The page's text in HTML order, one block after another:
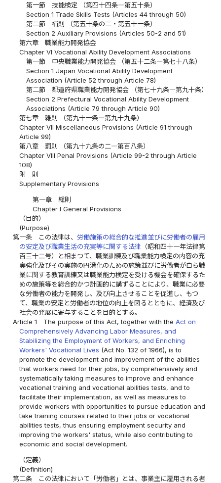
第一節 技能検定 （第四十四条―第五十条）
Section 1 Trade Skills Tests (Articles 44 through 50)
第二節 補則 （第五十条の二・第五十一条）
Section 2 Auxiliary Provisions (Articles 50-2 and 51)
第六章 職業能力開発協会
Chapter VI Vocational Ability Development Associations
第一節 中央職業能力開発協会 （第五十二条―第七十八条）
Section 1 Japan Vocational Ability Development
Association (Article 52 through Article 78)
第二節 都道府県職業能力開発協会 （第七十九条―第九十条）
Section 2 Prefectural Vocational Ability Development
Associations (Article 79 through Article 90)
第七章 雑則 （第九十一条―第九十九条）
Chapter VII Miscellaneous Provisions (Article 91 through
Article 99)
第八章 罰則 （第九十九条の二―第百八条）
Chapter VIII Penal Provisions (Article 99-2 through Article
108)
附 則
Supplementary Provisions
第一章 総則
Chapter I General Provisions
（目的）
(Purpose)
第一条
この法律は、 労働施策の総合的な推進並びに労働者の雇用
の安定及び職業生活の充実等に関する法律 （昭和四十一年法律第
百三十二号）と相まつて、職業訓練及び職業能力検定の内容の充
実強化及びその実施の円滑化のための施策並びに労働者が自ら職
業に関する教育訓練又は職業能力検定を受ける機会を確保するた
めの施策等を総合的かつ計画的に講ずることにより、職業に必要
な労働者の能力を開発し、及び向上させることを促進し、もつ
て、職業の安定と労働者の地位の向上を図るとともに、経済及び
社会の発展に寄与することを目的とする。
Article 1
The purpose of this Act, together with theAct on
Comprehensively Advancing Labor Measures, and
Stabilizing the Employment of Workers, and Enriching
Workers' Vocational Lives (Act No. 132 of 1966), is to
promote the development and improvement of the abilities
that workers need for their jobs, by comprehensively and
systematically taking measures to improve and enhance
vocational training and vocational abilities tests, and to
facilitate their implementation, as well as measures to
provide workers with opportunities to pursue education and
take training courses related to their jobs or vocational
abilities tests, thus ensuring employment security and
improving the workers' status, while also contributing to
economic and social development.
（定義）
(Definition)
第二条
この法律において「労働者」とは、事業主に雇用される者